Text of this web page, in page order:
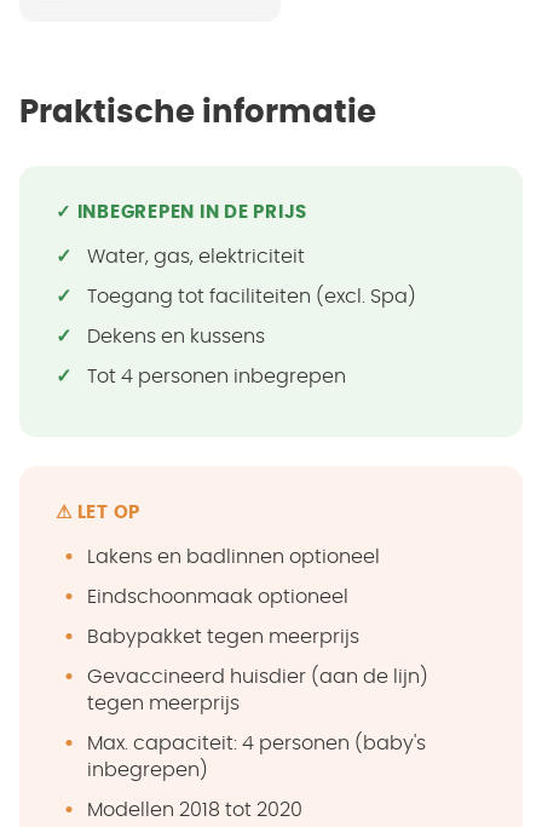
Praktische informatie
✓ INBEGREPEN IN DE PRIJS
Water, gas, elektriciteit
Toegang tot faciliteiten (excl. Spa)
Dekens en kussens
Tot 4 personen inbegrepen
⚠ LET OP
Lakens en badlinnen optioneel
Eindschoonmaak optioneel
Babypakket tegen meerprijs
Gevaccineerd huisdier (aan de lijn)
tegen meerprijs
Max. capaciteit: 4 personen (baby's
inbegrepen)
Modellen 2018 tot 2020